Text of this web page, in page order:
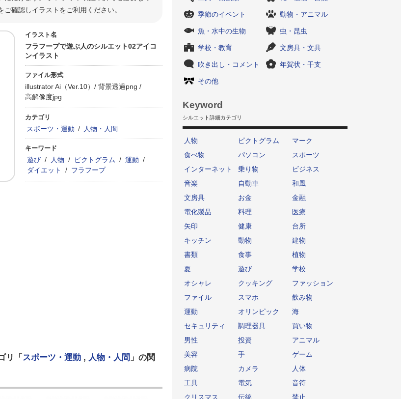
ご確認しイラストをご利用ください。
イラスト名
フラフープで遊ぶ人のシルエット02アイコ
ンイラスト
ファイル形式
illustrator Ai（Ver.10）/ 背景透過png /
高解像度jpg
カテゴリ
スポーツ・運動 / 人物・人間
キーワード
遊び / 人物 / ピクトグラム / 運動 /
ダイエット
/ フラフープ
リ「 スポーツ・運動, 人物・人間 」の関
季節のイベント 動物・アニマル
魚・水中の生物 虫・昆虫
学校・教育 文房具・文具
吹き出し・コメント 年賀状・干支
その他
Keyword
シルエット詳細カテゴリ
人物 ピクトグラム
マーク
食べ物
パソコン
スポーツ
インターネット
乗り物
ビジネス
音楽
自動車
和風
文房具
お金
金融
電化製品
料理
医療
矢印
健康
台所
キッチン
動物
建物
書類
食事
植物
夏
遊び
学校
オシャレ
クッキング
ファッション
ファイル
スマホ
飲み物
運動
オリンピック
海
セキュリティ
調理器具
買い物
男性
投資
アニマル
美容
手
ゲーム
病院
カメラ
人体
工具
電気
音符
クリスマス
伝統
禁止